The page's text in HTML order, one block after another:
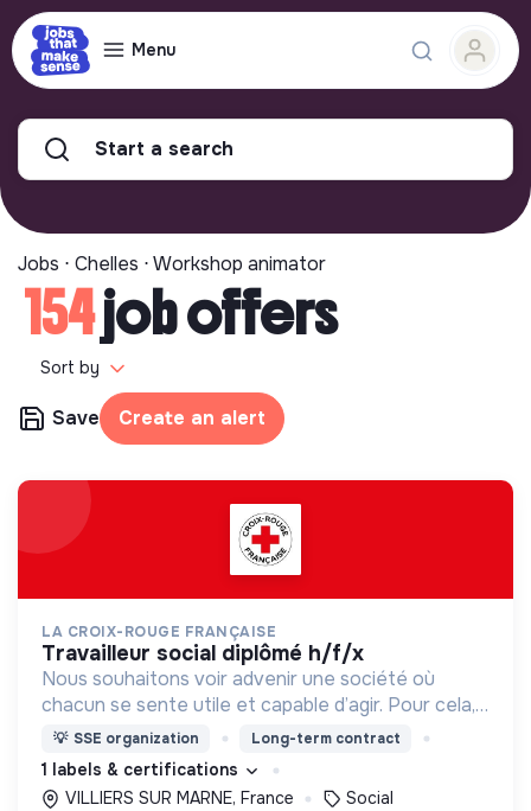
Menu
Start a search
Jobs ⋅ Chelles ⋅ Workshop animator
154job offers
Sort by
Save Create an alert
LA CROIX-ROUGE FRANÇAISE
travailleur social diplômé h/f/x
Nous souhaitons voir advenir une société où
chacun se sente utile et capable d’agir. Pour cela,
nous proposons des moyens et des lieux
d’engagement innovants et adaptés à tous.
💡 SSE organization Long-term contract
1 labels & certifications
VILLIERS SUR MARNE, France
Social